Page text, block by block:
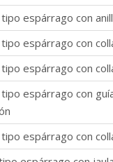
espárrago con
espárrago con
espárrago con
espárrago con
espárrago con